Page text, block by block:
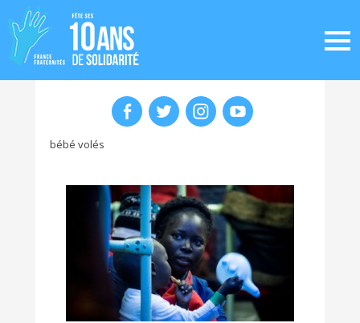
bébé volés